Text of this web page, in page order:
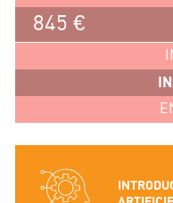
845 €